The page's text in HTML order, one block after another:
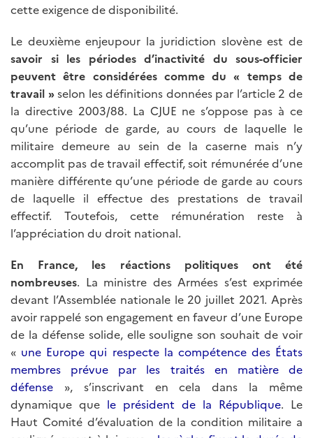
cette exigence de disponibilité.
Le deuxième enjeupour la juridiction slovène est de
savoir si les périodes d’inactivité du sous-officier
peuvent être considérées comme du « temps de
travail »selon les définitions données par l’article 2 de
la directive 2003/88. La CJUE ne s’oppose pas à ce
qu’une période de garde, au cours de laquelle le
militaire demeure au sein de la caserne mais n’y
accomplit pas de travail effectif, soit rémunérée d’une
manière différente qu’une période de garde au cours
de laquelle il effectue des prestations de travail
effectif. Toutefois, cette rémunération reste à
l’appréciation du droit national.
En France, les réactions politiques ont été
nombreuses. La ministre des Armées s’est exprimée
devant l’Assemblée nationale le 20 juillet 2021. Après
avoir rappelé son engagement en faveur d’une Europe
de la défense solide, elle souligne son souhait de voir
« une Europe qui respecte la compétence des États
membres prévue par les traités en matière de
défense », s’inscrivant en cela dans la même
dynamique que le président de la République. Le
Haut Comité d’évaluation de la condition militaire a